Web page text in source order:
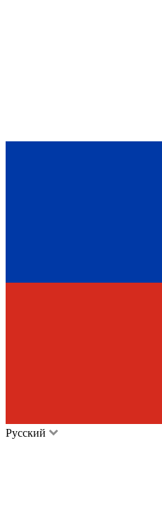
Русский